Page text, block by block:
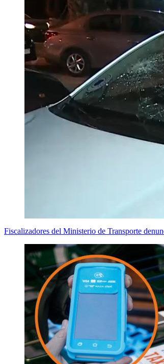
Fiscalizadores del Ministerio de Transporte